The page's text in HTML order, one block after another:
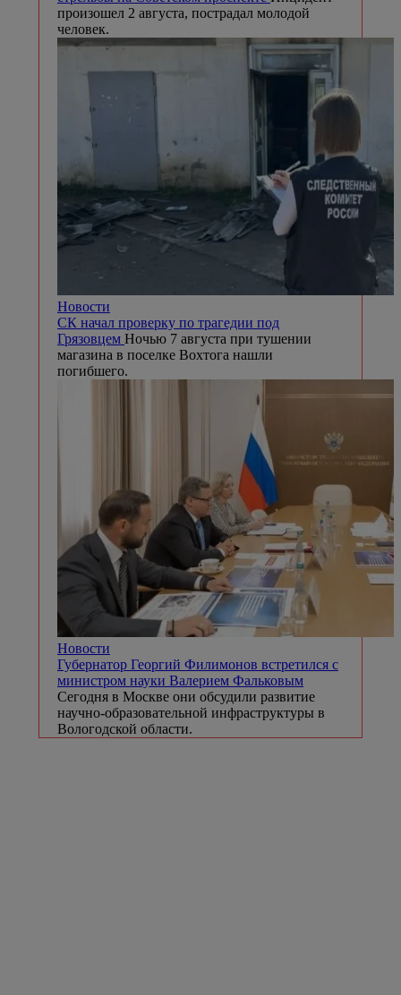
произошел 2 августа, пострадал молодой
человек.
Новости
СК начал проверку по трагедии под
Грязовцем Ночью 7 августа при тушении
магазина в поселке Вохтога нашли
погибшего.
Новости
Губернатор Георгий Филимонов встретился с
министром науки Валерием Фальковым
Сегодня в Москве они обсудили развитие
научно-образовательной инфраструктуры в
Вологодской области.